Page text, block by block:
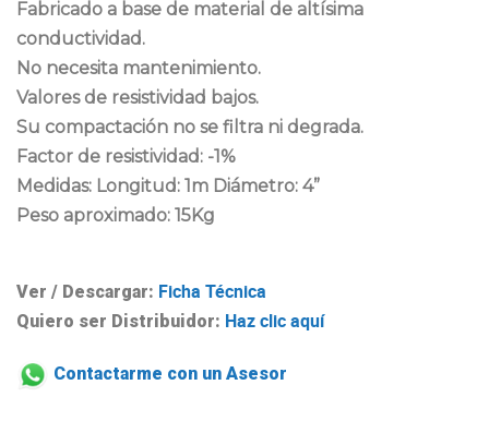
Fabricado a base de material de altísima
conductividad.
No necesita mantenimiento.
Valores de resistividad bajos.
Su compactación no se filtra ni degrada.
Factor de resistividad: -1%
Medidas: Longitud: 1m Diámetro: 4”
Peso aproximado: 15Kg
Ver / Descargar: Ficha Técnica
Quiero ser Distribuidor: Haz clic aquí
Contactarme con un Asesor